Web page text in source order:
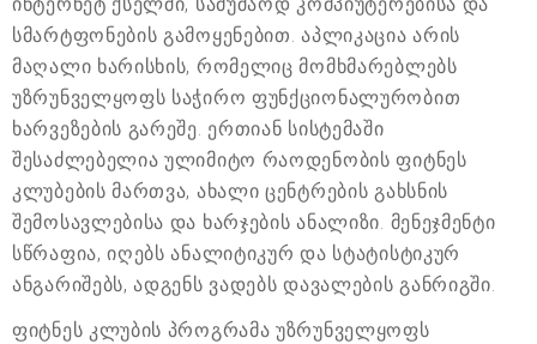
სმარტფონების გამოყენებით. აპლიკაცია არის
მაღალი ხარისხის, რომელიც მომხმარებლებს
უზრუნველყოფს საჭირო ფუნქციონალურობით
ხარვეზების გარეშე. ერთიან სისტემაში
შესაძლებელია ულიმიტო რაოდენობის ფიტნეს
კლუბების მართვა, ახალი ცენტრების გახსნის
შემოსავლებისა და ხარჯების ანალიზი. მენეჯმენტი
სწრაფია, იღებს ანალიტიკურ და სტატისტიკურ
ანგარიშებს, ადგენს ვადებს დავალების განრიგში.
ფიტნეს კლუბის პროგრამა უზრუნველყოფს